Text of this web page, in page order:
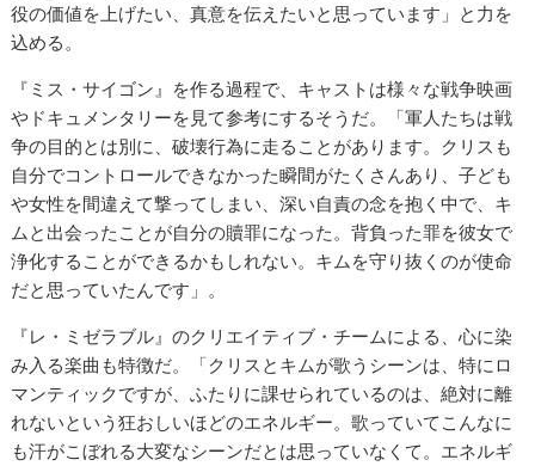
役の価値を上げたい、真意を伝えたいと思っています」と力を
込める。
『ミス・サイゴン』を作る過程で、キャストは様々な戦争映画
やドキュメンタリーを見て参考にするそうだ。「軍人たちは戦
争の目的とは別に、破壊行為に走ることがあります。クリスも
自分でコントロールできなかった瞬間がたくさんあり、子ども
や女性を間違えて撃ってしまい、深い自責の念を抱く中で、キ
ムと出会ったことが自分の贖罪になった。背負った罪を彼女で
浄化することができるかもしれない。キムを守り抜くのが使命
だと思っていたんです」。
『レ・ミゼラブル』のクリエイティブ・チームによる、心に染
み入る楽曲も特徴だ。「クリスとキムが歌うシーンは、特にロ
マンティックですが、ふたりに課せられているのは、絶対に離
れないという狂おしいほどのエネルギー。歌っていてこんなに
も汗がこぼれる大変なシーンだとは思っていなくて。エネルギ